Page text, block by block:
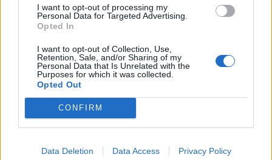
I want to opt-out of processing my
Personal Data for Targeted Advertising.
Opted In
I want to opt-out of Collection, Use,
Retention, Sale, and/or Sharing of my
Personal Data that Is Unrelated with the
Purposes for which it was collected.
Opted Out
CONFIRM
Data Deletion Data Access Privacy Policy
Θέσεις εργασίας
Θέσεις Εργασίας ανά Ειδικότητα